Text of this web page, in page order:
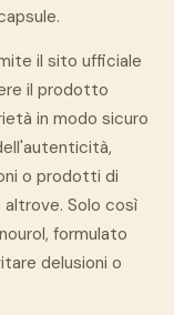
il sito ufficiale
il prodotto
in modo sicuro
o prodotti di
Solo così
formulato
delusioni o